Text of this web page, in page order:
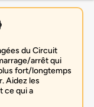
du Circuit
arrêt qui
fort/longtemps
Aidez les
ce qui a